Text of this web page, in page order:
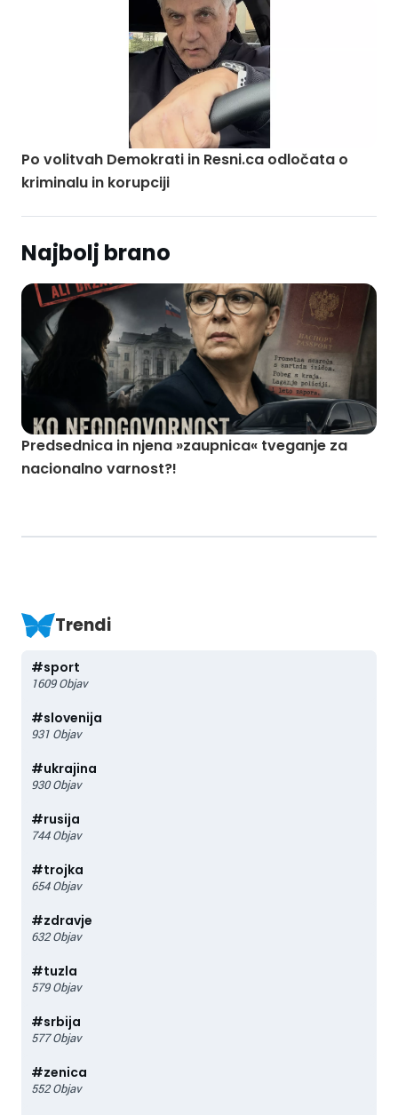
Po volitvah Demokrati in Resni.ca odločata o
kriminalu in korupciji
Najbolj brano
Predsednica in njena »zaupnica« tveganje za
nacionalno varnost?!
Trendi
#sport
1609 Objav
#slovenija
931 Objav
#ukrajina
930 Objav
#rusija
744 Objav
#trojka
654 Objav
#zdravje
632 Objav
#tuzla
579 Objav
#srbija
577 Objav
#zenica
552 Objav